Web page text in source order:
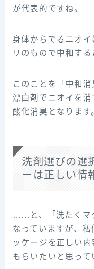
が代表的ですね。
身体からでるニオ
リのもので中和する
このことを「中和
漂白剤でニオイを
酸化消臭となります
洗剤選びの選
ーは正しい情
……と、「洗たくマ
なっていますが、
ッケージを正しい
もらいたいと思って